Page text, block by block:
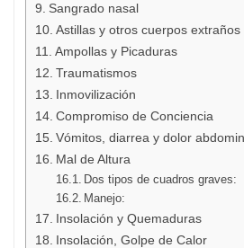
Sangrado nasal
Astillas y otros cuerpos extraños
Ampollas y Picaduras
Traumatismos
Inmovilización
Compromiso de Conciencia
Vómitos, diarrea y dolor
Mal de Altura
Dos tipos de cuadros graves:
Manejo:
Insolación y Quemaduras
Insolación, Golpe de Calor